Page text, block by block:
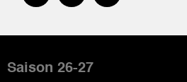
de
Saison 26-27